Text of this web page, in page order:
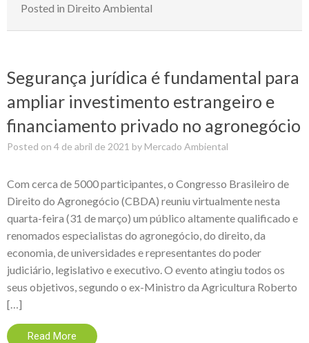
Posted in Direito Ambiental
Segurança jurídica é fundamental para
ampliar investimento estrangeiro e
financiamento privado no agronegócio
Posted on 4 de abril de 2021 by Mercado Ambiental
Com cerca de 5000 participantes, o Congresso Brasileiro de
Direito do Agronegócio (CBDA) reuniu virtualmente nesta
quarta-feira (31 de março) um público altamente qualificado e
renomados especialistas do agronegócio, do direito, da
economia, de universidades e representantes do poder
judiciário, legislativo e executivo. O evento atingiu todos os
seus objetivos, segundo o ex-Ministro da Agricultura Roberto
[…]
Read More